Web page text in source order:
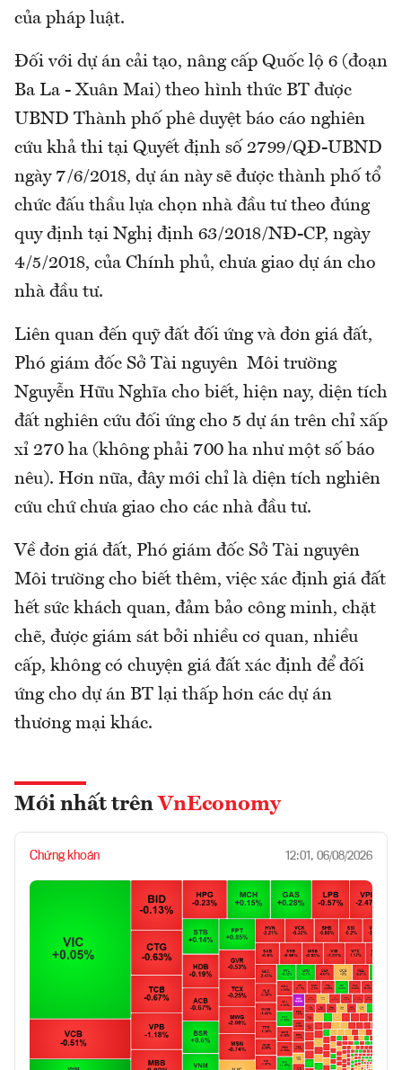
của pháp luật.
Đối với dự án cải tạo, nâng cấp Quốc lộ 6 (đoạn
Ba La - Xuân Mai) theo hình thức BT được
UBND Thành phố phê duyệt báo cáo nghiên
cứu khả thi tại Quyết định số 2799/QĐ-UBND
ngày 7/6/2018, dự án này sẽ được thành phố tổ
chức đấu thầu lựa chọn nhà đầu tư theo đúng
quy định tại Nghị định 63/2018/NĐ-CP, ngày
4/5/2018, của Chính phủ, chưa giao dự án cho
nhà đầu tư.
Liên quan đến quỹ đất đối ứng và đơn giá đất,
Phó giám đốc Sở Tài nguyên Môi trường
Nguyễn Hữu Nghĩa cho biết, hiện nay, diện tích
đất nghiên cứu đối ứng cho 5 dự án trên chỉ xấp
xỉ 270 ha (không phải 700 ha như một số báo
nêu). Hơn nữa, đây mới chỉ là diện tích nghiên
cứu chứ chưa giao cho các nhà đầu tư.
Về đơn giá đất, Phó giám đốc Sở Tài nguyên
Môi trường cho biết thêm, việc xác định giá đất
hết sức khách quan, đảm bảo công minh, chặt
chẽ, được giám sát bởi nhiều cơ quan, nhiều
cấp, không có chuyện giá đất xác định để đối
ứng cho dự án BT lại thấp hơn các dự án
thương mại khác.
Mới nhất trên VnEconomy
Chứng khoán 12:01, 06/08/2026